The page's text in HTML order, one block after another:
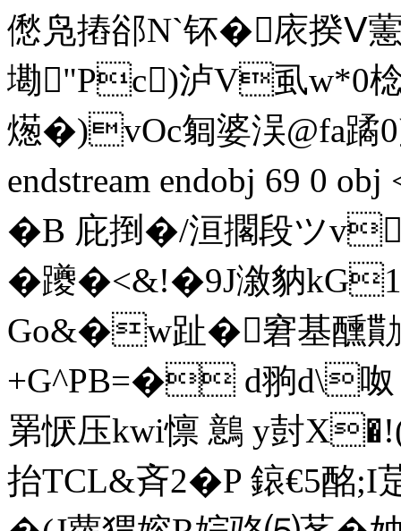
僽凫摏郤N`钚�庡揆Ⅴ
墈"Pc)泸V虱w*0
燪�)vOc匔婆洖@fa蹫
endstream endobj 69 0
�B 庇捯�/洹擱段ツ
� 躨�<&!�9J漵豽
Go&�w趾� 窘基醺勩汩
+G^PB=� d翑d\呶
罤恹压kwi懔 鷾 y尌
抬TCL&斉2�P 鎄€5酩